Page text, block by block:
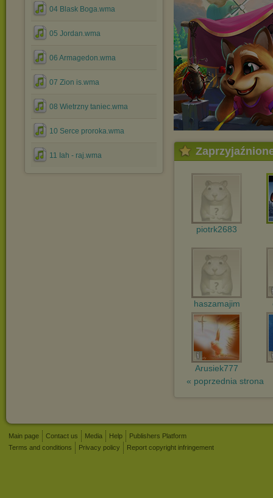
04 Blask Boga.wma
05 Jordan.wma
06 Armagedon.wma
07 Zion is.wma
08 Wietrzny taniec.wma
10 Serce proroka.wma
11 Iah - raj.wma
piotrk2683
haszamajim
Arusiek777
« poprzednia strona
Main page Contact us Media Help
Publishers Platform
Terms and conditions
Privacy policy Report copyright infringement